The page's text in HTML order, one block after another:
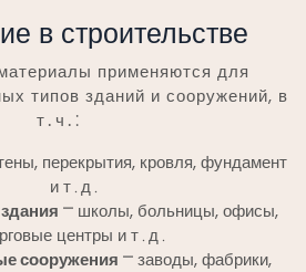
в строительстве
применяются для
типов зданий и сооружений, в
т․ч․⁚
перекрытия, кровля, фундамент
и т․д․
⎻ школы, больницы, офисы,
центры и т․д․
сооружения ⎻ заводы, фабрики,